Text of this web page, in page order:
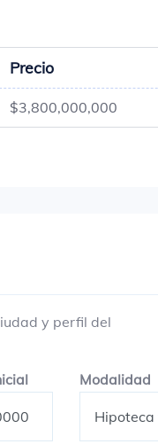
Precio
$3,800,000,000
y perfil del
Cuota inicialModalidad